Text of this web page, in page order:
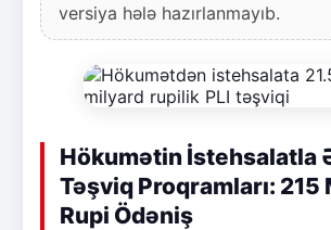
versiya hələ hazırlanmayıb.
Hökumətin İstehsalatla
Təşviq Proqramları: 215
Rupi Ödəniş